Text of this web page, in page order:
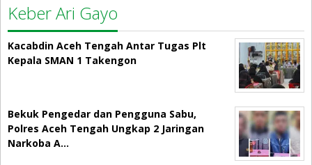
Keber Ari Gayo
Kacabdin Aceh Tengah Antar Tugas Plt
Kepala SMAN 1 Takengon
Bekuk Pengedar dan Pengguna Sabu,
Polres Aceh Tengah Ungkap 2 Jaringan
Narkoba A…